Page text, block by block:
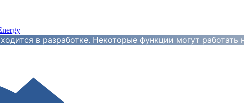
в разработке. Некоторые функции могут работать